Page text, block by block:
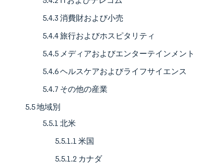
5.4.3 消費財および小売
5.4.4 旅行およびホスピタリティ
5.4.5 メディアおよびエンターテインメント
5.4.6 ヘルスケアおよびライフサイエンス
5.4.7 その他の産業
5.5 地域別
5.5.1 北米
5.5.1.1 米国
5.5.1.2 カナダ